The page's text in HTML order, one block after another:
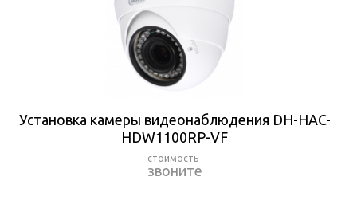
Установка камеры видеонаблюдения DH-HAC-
HDW1100RP-VF
звоните